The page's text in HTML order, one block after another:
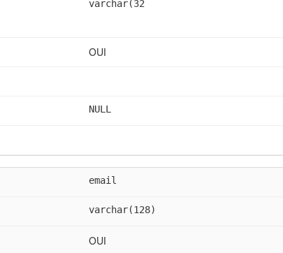
varchar(32
OUI
NULL
email
varchar(128)
OUI